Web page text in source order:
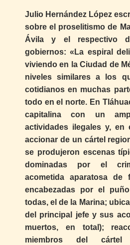
Julio Hernández López
sobre el proselitismo de
Ávila y el respectivo
gobiernos: «La espiral
viviendo en la Ciudad de
niveles similares a los
cotidianos en muchas
todo en el norte. En
capitalina con un
actividades ilegales y, en
accionar de un cártel
se produjeron escenas
dominadas por el
acometida aparatosa de
encabezadas por el
todas, el de la Marina;
del principal jefe y sus
muertos, en total);
miembros del cártel